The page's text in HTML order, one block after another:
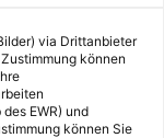
via Drittanbieter
können
EWR) und
können Sie